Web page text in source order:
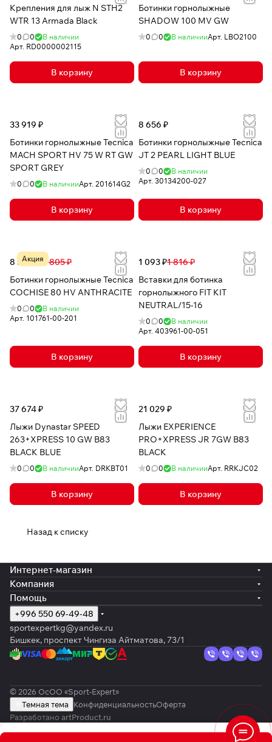
Крепления для лыж N STH2
WTR 13 Armada Black
0 0
В наличии
Арт. RD0000002115
В корзину
Ботинки горнолыжные
SHADOW 100 MV GW
0 0 В наличииАрт. LBO2100
В корзину
33 919 ₽
Ботинки горнолыжные Tecnica
MACH SPORT HV 75 W RT GW
SPORT GREY
0 0 В наличииАрт. 201614G2
В корзину
8 656 ₽
Ботинки горнолыжные Tecnica
JT 2 PEARL LIGHT BLUE
0 0
В наличии
Арт. 30134200-027
В корзину
Акция
8 513 ₽19 805 ₽
Ботинки горнолыжные Tecnica
COCHISE 80 HV ANTHRACITE
0 0
В наличии
Арт. 101761-00-201
В корзину
1 093 ₽1 816 ₽
Вставки для ботинка
горнолыжного FIT KIT
NEUTRAL/15-16
0 0
В наличии
Арт. 403961-00-051
В корзину
37 674 ₽
Лыжи Dynastar SPEED
263+XPRESS 10 GW B83
BLACK BLUE
0 0 В наличииАрт. DRKBT01
В корзину
21 029 ₽
Лыжи EXPERIENCE
PRO+XPRESS JR 7GW B83
BLACK
0 0 В наличииАрт. RRKJC02
В корзину
Назад к списку
Интернет-магазин
Компания
Помощь
+996 550 69-49-48
sportexpertkg@yandex.ru
Бишкек, проспект Чингиза Айтматова, 73/1
© 2026 ОсОО «Sport-Expert»
Темная тема
КонфиденциальностьОферта
Разработано artProduct.ru